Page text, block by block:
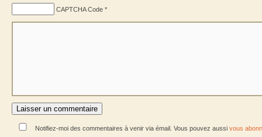
CAPTCHA Code *
Notifiez-moi des commentaires à venir via émail. Vous pouvez aussi vous